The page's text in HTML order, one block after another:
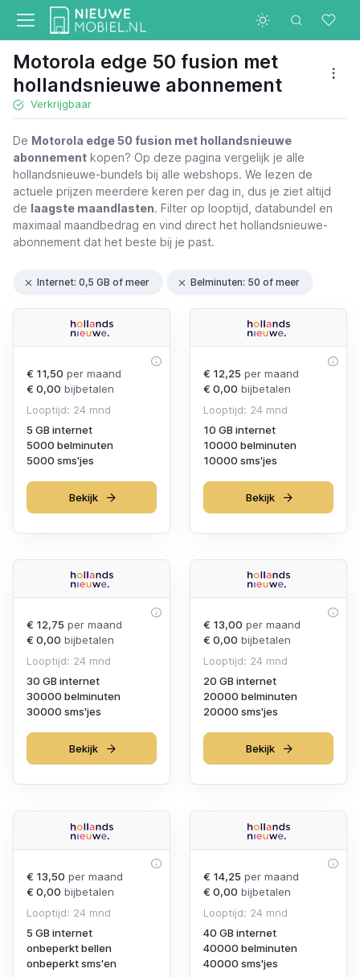
Motorola edge 50 fusion met
hollandsnieuwe abonnement
Verkrijgbaar
De Motorola edge 50 fusion met hollandsnieuwe
abonnement kopen? Op deze pagina vergelijk je alle
hollandsnieuwe-bundels bij alle webshops. We lezen de
actuele prijzen meerdere keren per dag in, dus je ziet altijd
de laagste maandlasten. Filter op looptijd, databundel en
maximaal maandbedrag en vind direct het hollandsnieuwe-
abonnement dat het beste bij je past.
Internet: 0,5 GB of meer Belminuten: 50 of meer
€ 11,50 per maand
€ 0,00 bijbetalen
Looptijd: 24 mnd
5 GB internet
5000 belminuten
5000 sms'jes
Bekijk
€ 12,25 per maand
€ 0,00 bijbetalen
Looptijd: 24 mnd
10 GB internet
10000 belminuten
10000 sms'jes
Bekijk
€ 12,75 per maand
€ 0,00 bijbetalen
Looptijd: 24 mnd
30 GB internet
30000 belminuten
30000 sms'jes
Bekijk
€ 13,00 per maand
€ 0,00 bijbetalen
Looptijd: 24 mnd
20 GB internet
20000 belminuten
20000 sms'jes
Bekijk
€ 13,50 per maand
€ 0,00 bijbetalen
Looptijd: 24 mnd
5 GB internet
onbeperkt bellen
onbeperkt sms'en
€ 14,25 per maand
€ 0,00 bijbetalen
Looptijd: 24 mnd
40 GB internet
40000 belminuten
40000 sms'jes